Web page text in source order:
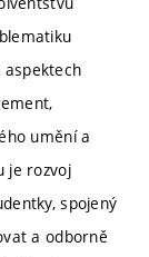
aspektech
umění a
je rozvoj
spojený
a odborně